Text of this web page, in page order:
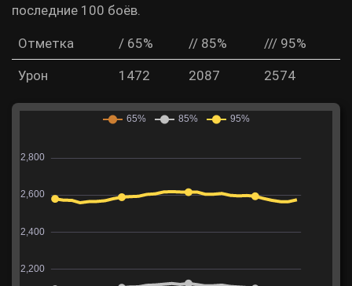
последние 100 боёв.
Отметка / 65% // 85% /// 95%
Урон 1472 2087 2574